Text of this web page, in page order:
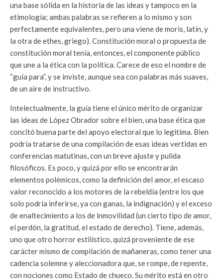
una base sólida en la historia de las ideas y tampoco en la
etimología; ambas palabras se refieren a lo mismo y son
perfectamente equivalentes, pero una viene de moris, latín, y
la otra de ethes, griego). Constitución moral o propuesta de
constitución moral tenía, entonces, el componente público
que une a la ética con la política. Carece de eso el nombre de
“guía para”, y se inviste, aunque sea con palabras más suaves,
de un aire de instructivo.
Intelectualmente, la guía tiene el único mérito de organizar
las ideas de López Obrador sobre el bien, una base ética que
concitó buena parte del apoyo electoral que lo legitima. Bien
podría tratarse de una compilación de esas ideas vertidas en
conferencias matutinas, con un breve ajuste y pulida
filosóficos. Es poco, y quizá por ello se encontrarán
elementos polémicos, como la definición del amor, el escaso
valor reconocido a los motores de la rebeldía (entre los que
solo podría inferirse, ya con ganas, la indignación) y el exceso
de enaltecimiento a los de inmovilidad (un cierto tipo de amor,
el perdón, la gratitud, el estado de derecho). Tiene, además,
uno que otro horror estilístico, quizá proveniente de ese
carácter mismo de compilación de mañaneras, como tener una
cadencia solemne y aleccionadora que, se rompe, de repente,
con nociones como Estado de chueco. Su mérito está en otro